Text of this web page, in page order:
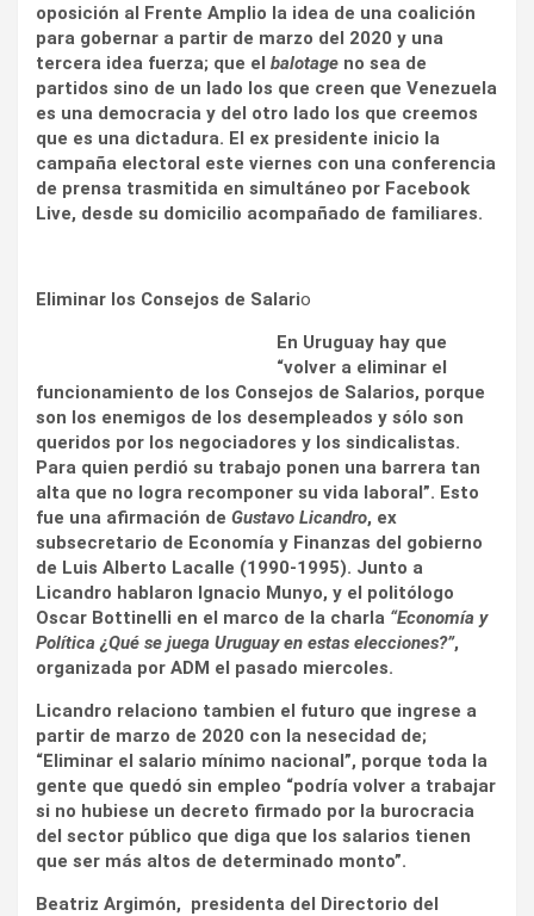
oposición al Frente Amplio la idea de una coalición
para gobernar a partir de marzo del 2020 y una
tercera idea fuerza; que el balotage no sea de
partidos sino de un lado los que creen que Venezuela
es una democracia y del otro lado los que creemos
que es una dictadura. El ex presidente inicio la
campaña electoral este viernes con una conferencia
de prensa trasmitida en simultáneo por Facebook
Live, desde su domicilio acompañado de familiares.
Eliminar los Consejos de Salario
En Uruguay hay que
“volver a eliminar el
funcionamiento de los Consejos de Salarios, porque
son los enemigos de los desempleados y sólo son
queridos por los negociadores y los sindicalistas.
Para quien perdió su trabajo ponen una barrera tan
alta que no logra recomponer su vida laboral”. Esto
fue una afirmación de Gustavo Licandro, ex
subsecretario de Economía y Finanzas del gobierno
de Luis Alberto Lacalle (1990-1995). Junto a
Licandro hablaron Ignacio Munyo, y el politólogo
Oscar Bottinelli en el marco de la charla “Economía y
Política ¿Qué se juega Uruguay en estas elecciones?”,
organizada por ADM el pasado miercoles.
Licandro relaciono tambien el futuro que ingrese a
partir de marzo de 2020 con la nesecidad de;
“Eliminar el salario mínimo nacional”, porque toda la
gente que quedó sin empleo “podría volver a trabajar
si no hubiese un decreto firmado por la burocracia
del sector público que diga que los salarios tienen
que ser más altos de determinado monto”.
Beatriz Argimón, presidenta del Directorio del